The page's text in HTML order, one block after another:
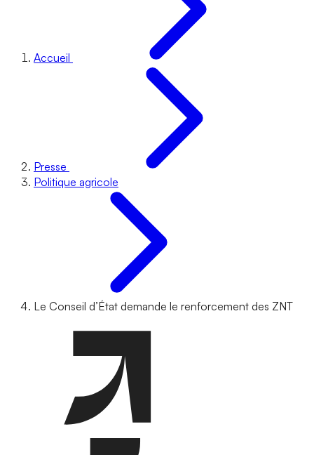
Accueil
Presse
Politique agricole
Le Conseil d’État demande le renforcement des ZNT